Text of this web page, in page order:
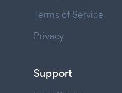
Terms of Service
Privacy
Support